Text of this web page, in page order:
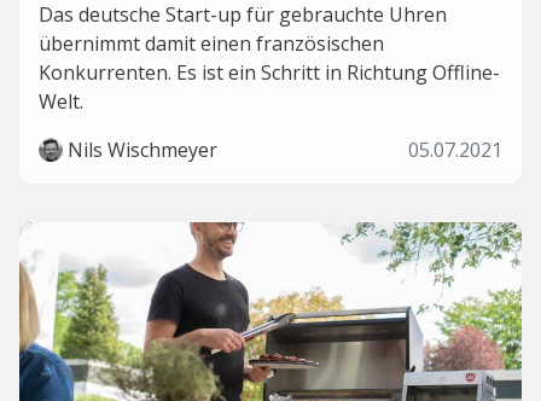
Das deutsche Start-up für gebrauchte Uhren
übernimmt damit einen französischen
Konkurrenten. Es ist ein Schritt in Richtung Offline-
Welt.
Nils Wischmeyer
05.07.2021